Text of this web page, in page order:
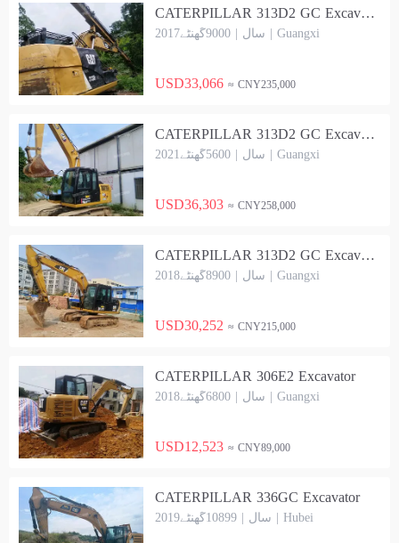
CATERPILLAR 313D2 GC Excavator
2017سال | 9000گھنٹے | Guangxi
USD33,066 ≈ CNY235,000
CATERPILLAR 313D2 GC Excavator
2021سال | 5600گھنٹے | Guangxi
USD36,303 ≈ CNY258,000
CATERPILLAR 313D2 GC Excavator
2018سال | 8900گھنٹے | Guangxi
USD30,252 ≈ CNY215,000
CATERPILLAR 306E2 Excavator
2018سال | 6800گھنٹے | Guangxi
USD12,523 ≈ CNY89,000
CATERPILLAR 336GC Excavator
2019سال | 10899گھنٹے | Hubei